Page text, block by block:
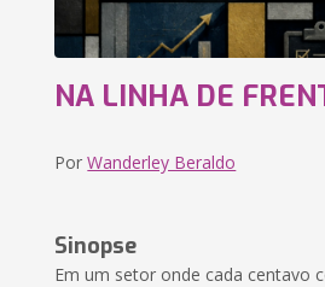
NA LINHA DE
PorWanderley Beraldo
Sinopse
Em um setor onde cada centavo